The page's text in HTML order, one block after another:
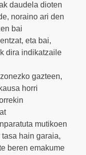
daudela dioten
noraino ari den
bai
eta bai,
dira indikatzaile
gazteen,
horri
mutikoen
hain garaia,
beren emakume